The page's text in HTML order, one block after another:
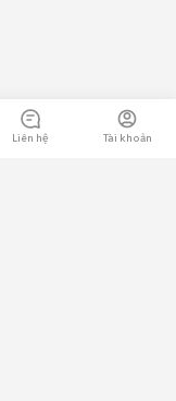
Liên hệ Tài khoản